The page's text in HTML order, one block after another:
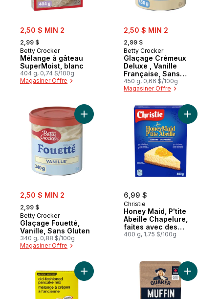
sale:
2,50 $ MIN 2
, formerly:
2,99 $
Betty Crocker
Mélange à gâteau
SuperMoist, blanc
404 g, 0,74 $/100g
Magasiner Offre
sale:
2,50 $ MIN 2
, formerly:
2,99 $
Betty Crocker
Glaçage Crémeux
Deluxe , Vanille
Française, Sans
Gluten
450 g, 0,66 $/100g
Magasiner Offre
sale:
2,50 $ MIN 2
, formerly:
2,99 $
Betty Crocker
Glaçage Fouetté,
Vanille, Sans Gluten
340 g, 0,88 $/100g
Magasiner Offre
Ajouter Glaçage Fouetté, Vanille, Sans
6,99 $
Christie
Honey Maid, P'tite
Abeille Chapelure,
faites avec des
grains entiers et du
400 g, 1,75 $/100g
Ajouter
Ajouter Mélange à crêpes à l’ancienne
Ajouter